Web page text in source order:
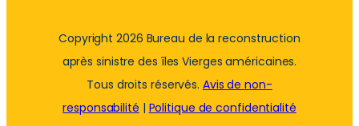
Copyright 2026 Bureau de la reconstruction
après sinistre des îles Vierges américaines.
Tous droits réservés. Avis de non-
responsabilité | Politique de confidentialité